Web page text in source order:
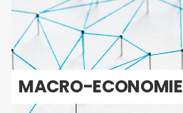
MACRO-​ECONOMIE